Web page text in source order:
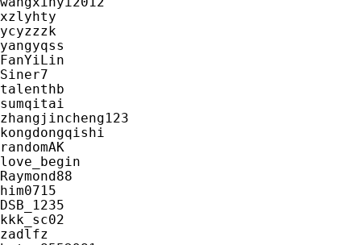
xzlyhty
ycyzzzk
yangyqss
FanYiLin
Siner7
talenthb
sumqitai
zhangjincheng123
kongdongqishi
randomAK
love_begin
Raymond88
him0715
DSB_1235
kkk_sc02
zadlfz